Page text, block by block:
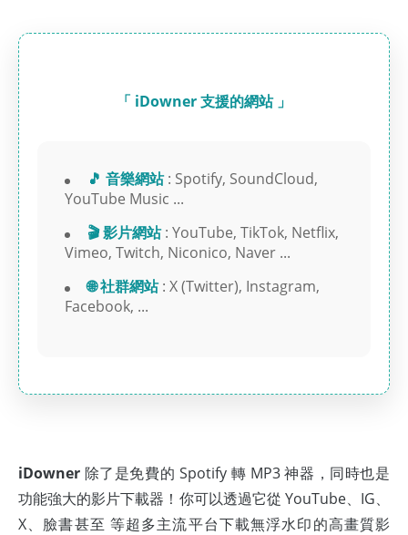
「 iDowner 支援的網站 」
🎵 音樂網站: Spotify, SoundCloud,
YouTube Music ...
🎬 影片網站: YouTube, TikTok, Netflix,
Vimeo, Twitch, Niconico, Naver ...
🌐 社群網站: X (Twitter), Instagram,
Facebook, ...
iDowner 除了是免費的 Spotify 轉 MP3 神器，同時也是
功能強大的影片下載器！你可以透過它從 YouTube、IG、
X、臉書甚至 等超多主流平台下載無浮水印的高畫質影